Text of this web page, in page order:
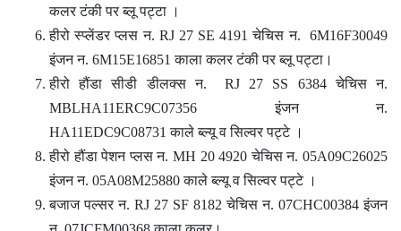
कलर टंकी पर ब्लू पट्टा ।
हीरो स्प्लेंडर प्लस न. RJ 27 SE 4191 चेचिस न. 6M16F30049
इंजन न. 6M15E16851 काला कलर टंकी पर ब्लू पट्टा।
हीरो हौंडा सीडी डीलक्स न. RJ 27 SS 6384 चेचिस न.
MBLHA11ERC9C07356 इंजन न.
HA11EDC9C08731 काले ब्ल्यू व सिल्वर पट्टे ।
हीरो हौंडा पेशन प्लस न. MH 20 4920 चेचिस न. 05A09C26025
इंजन न. 05A08M25880 काले ब्ल्यू व सिल्वर पट्टे ।
बजाज पल्सर न. RJ 27 SF 8182 चेचिस न. 07CHC00384 इंजन